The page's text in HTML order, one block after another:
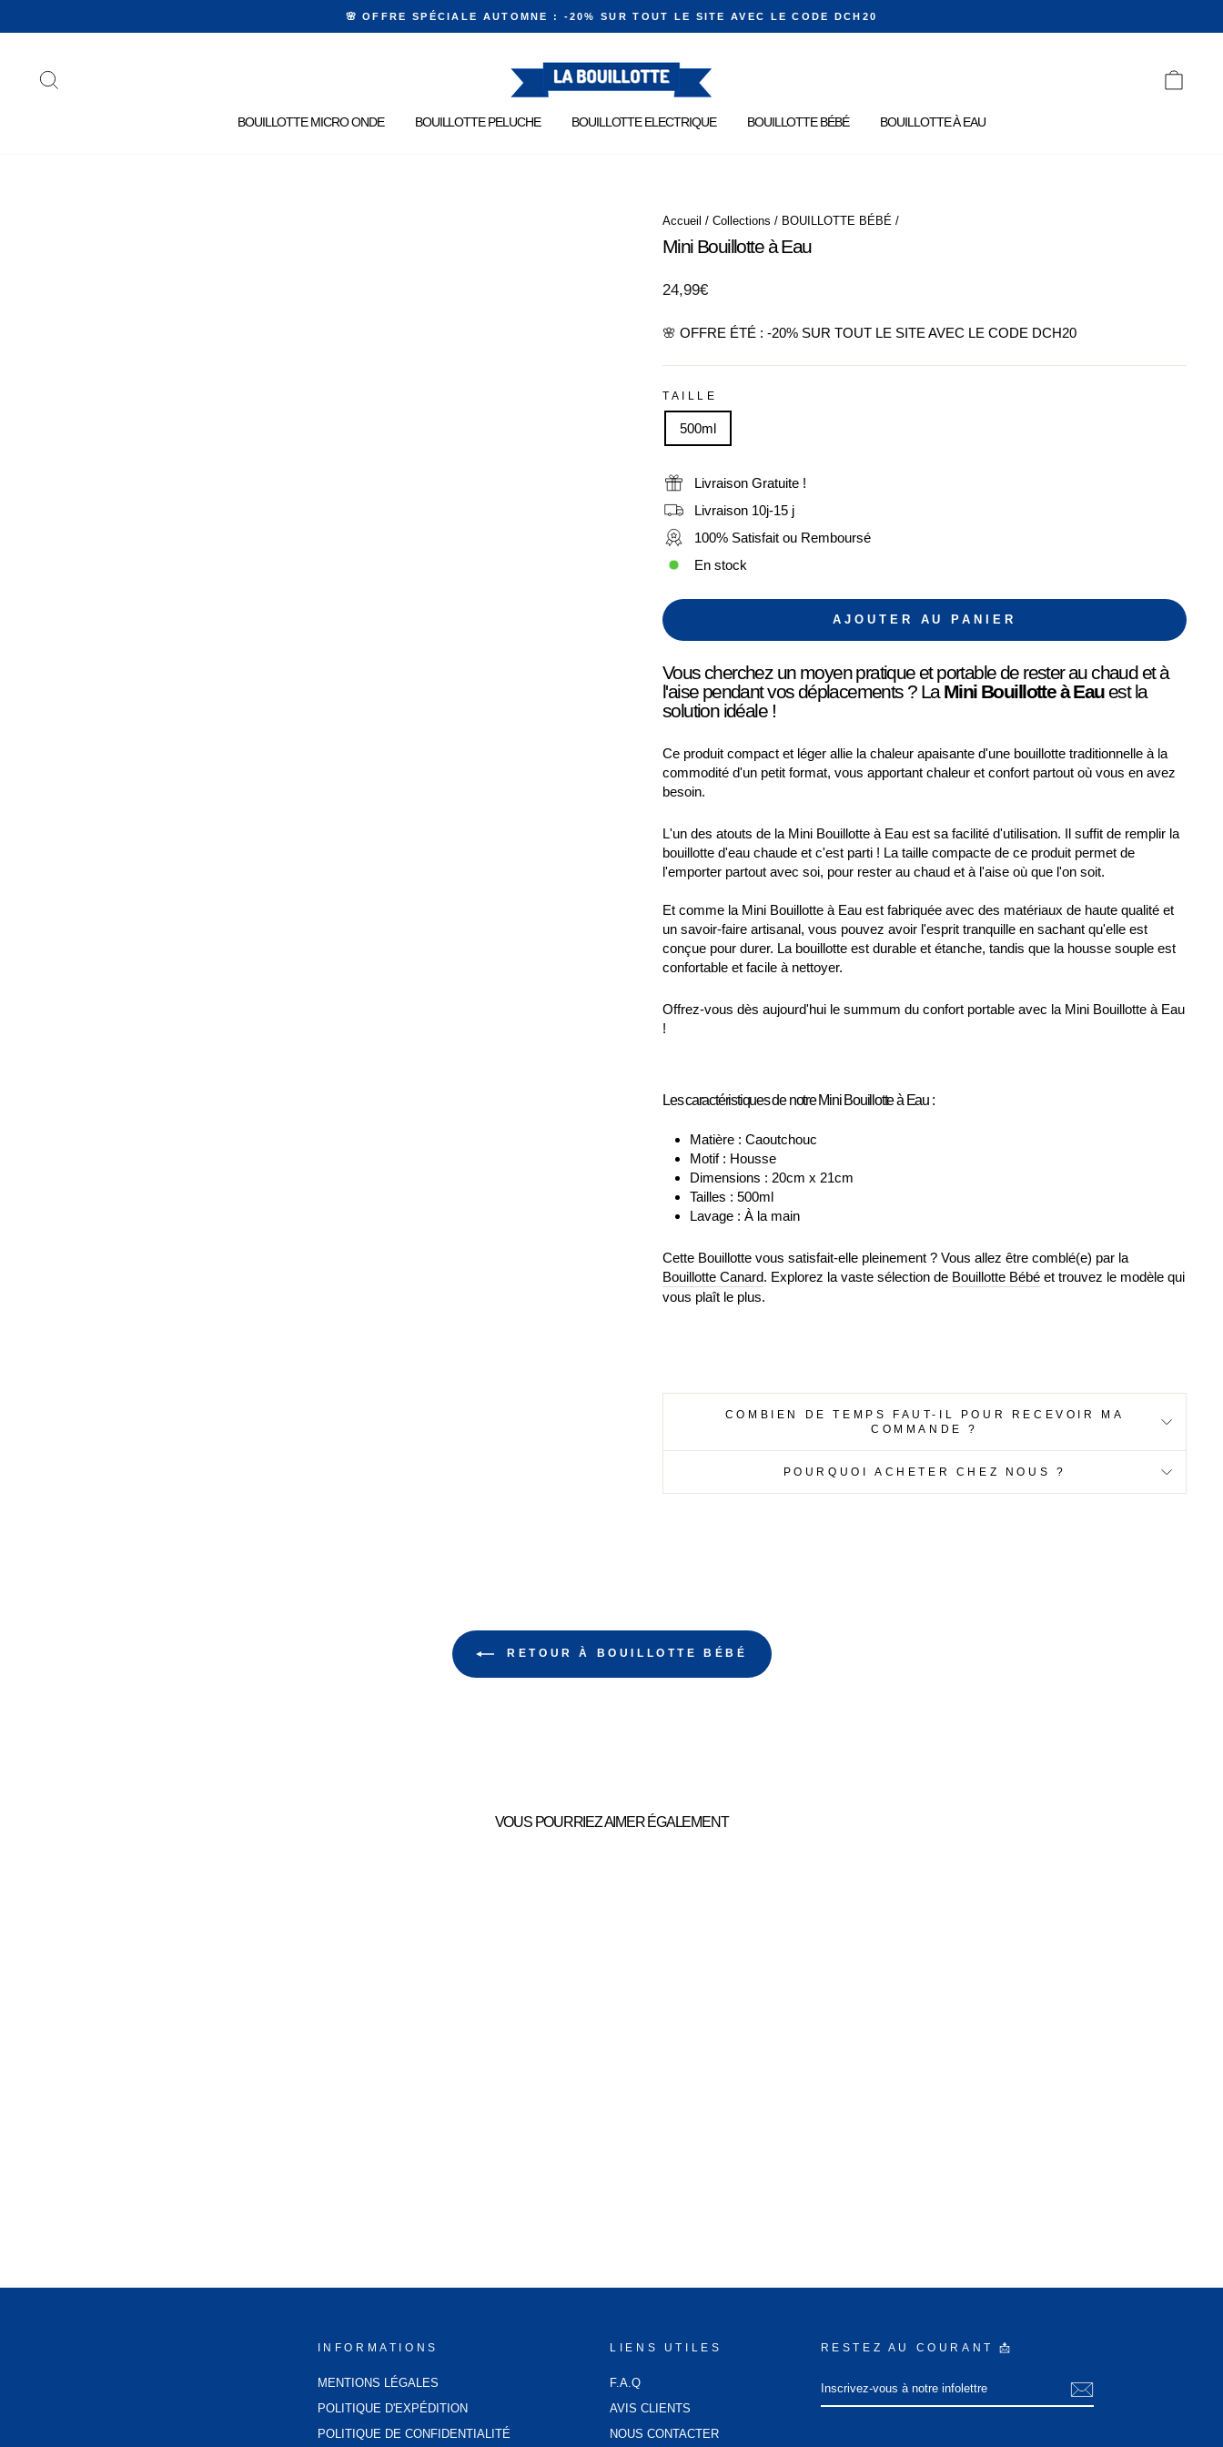
Diaporama
🌸 OFFRE SPÉCIALE AUTOMNE : -20% SUR TOUT LE SITE AVEC LE CODE DCH20
BOUILLOTTE MICRO ONDE BOUILLOTTE PELUCHE BOUILLOTTE ELECTRIQUE BOUILLOTTE BÉBÉ BOUILLOTTE À EAU
Accueil / Collections / BOUILLOTTE BÉBÉ /
Mini Bouillotte à Eau
Prix
24,99€
🌸 OFFRE ÉTÉ : -20% SUR TOUT LE SITE AVEC LE CODE DCH20
TAILLE
500ml
Livraison Gratuite !
Livraison 10j-15 j
100% Satisfait ou Remboursé
En stock
AJOUTER AU PANIER
Vous cherchez un moyen pratique et portable de rester au chaud et à
l'aise pendant vos déplacements ? LaMini Bouillotte à Eauest la
solution idéale !
Ce produit compact et léger allie la chaleur apaisante d'une bouillotte traditionnelle à la
commodité d'un petit format, vous apportant chaleur et confort partout où vous en avez
besoin.
L'un des atouts de la Mini Bouillotte à Eau est sa facilité d'utilisation. Il suffit de remplir la
bouillotte d'eau chaude et c'est parti ! La taille compacte de ce produit permet de
l'emporter partout avec soi, pour rester au chaud et à l'aise où que l'on soit.
Et comme la Mini Bouillotte à Eau est fabriquée avec des matériaux de haute qualité et
un savoir-faire artisanal, vous pouvez avoir l'esprit tranquille en sachant qu'elle est
conçue pour durer. La bouillotte est durable et étanche, tandis que la housse souple est
confortable et facile à nettoyer.
Offrez-vous dès aujourd'hui le summum du confort portable avec la Mini Bouillotte à Eau
!
Les caractéristiques de notre Mini Bouillotte à Eau :
Matière : Caoutchouc
Motif : Housse
Dimensions : 20cm x 21cm
Tailles : 500ml
Lavage : À la main
Cette Bouillotte vous satisfait-elle pleinement ? Vous allez être comblé(e) par la
Bouillotte Canard. Explorez la vaste sélection de Bouillotte Bébé et trouvez le modèle qui
vous plaît le plus.
COMBIEN DE TEMPS FAUT-IL POUR RECEVOIR MA
COMMANDE ?
POURQUOI ACHETER CHEZ NOUS ?
RETOUR À BOUILLOTTE BÉBÉ
VOUS POURRIEZ AIMER ÉGALEMENT
INFORMATIONS
MENTIONS LÉGALES
POLITIQUE D'EXPÉDITION
POLITIQUE DE CONFIDENTIALITÉ
LIENS UTILES
F.A.Q
AVIS CLIENTS
NOUS CONTACTER
RESTEZ AU COURANT 📩
VOUS